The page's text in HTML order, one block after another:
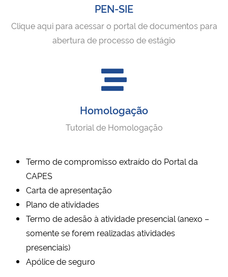
PEN-SIE
Clique aqui para acessar o portal de documentos para
abertura de processo de estágio
Homologação
Tutorial de Homologação
Termo de compromisso extraído do Portal da
CAPES
Carta de apresentação
Plano de atividades
Termo de adesão à atividade presencial (anexo –
somente se forem realizadas atividades
presenciais)
Apólice de seguro